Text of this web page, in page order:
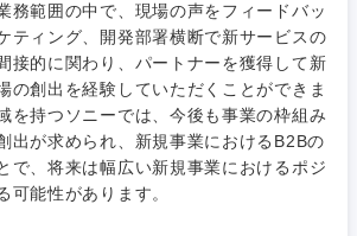
務範囲の中で、現場の声をフィードバッ
ティング、開発部署横断で新サービスの
接的に関わり、パートナーを獲得して新
の創出を経験していただくことができま
を持つソニーでは、今後も事業の枠組み
出が求められ、新規事業におけるB2Bの
で、将来は幅広い新規事業におけるポジ
可能性があります。
・印刷
ア
イメント
栃木県